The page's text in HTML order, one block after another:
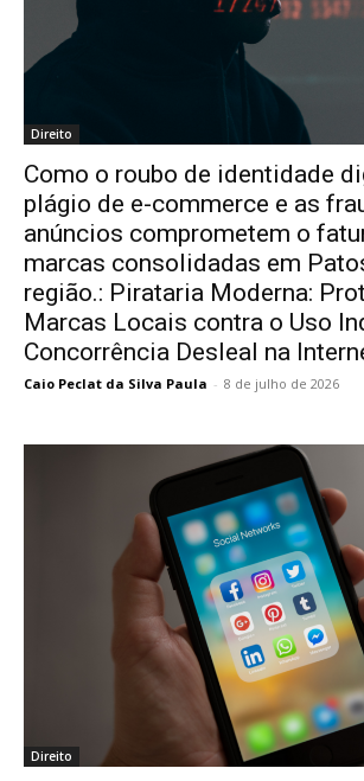
Direito
Como o roubo de identidade
plágio de e-commerce e as
anúncios comprometem o
marcas consolidadas em
região.: Pirataria Moderna:
Marcas Locais contra o Uso
Concorrência Desleal na
Caio Peclat da Silva Paula - 8 de julho de 2026
Direito